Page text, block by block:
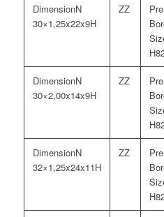
N
30×1,25x22x9H
N
30×2,00x14x9H
N
32×1,25x24x11H